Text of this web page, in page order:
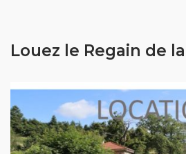
Louez le Regain de